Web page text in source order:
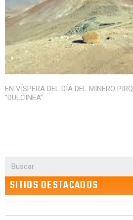
EN VÍSPERA DEL DÍA DEL MINERO
”DULCINEA”
SITIOS DESTACADOS